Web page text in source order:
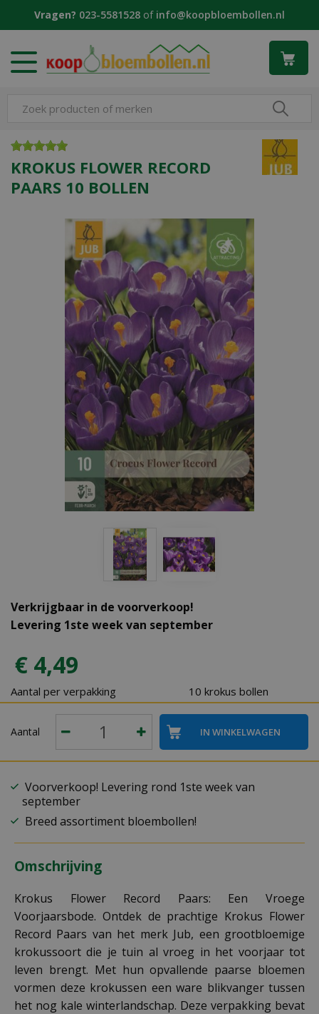
Vragen? 023-5581528 of info@koopbloembollen.nl
KROKUS FLOWER RECORD
PAARS 10 BOLLEN
Verkrijgbaar in de voorverkoop!
Levering 1ste week van september
€ 4,49
Aantal per verpakking 10 krokus bollen
Aantal
Voorverkoop! Levering rond 1ste week van
september
Breed assortiment bloembollen!
Omschrijving
Krokus Flower Record Paars: Een Vroege
Voorjaarsbode. Ontdek de prachtige Krokus Flower
Record Paars van het merk Jub, een grootbloemige
krokussoort die je tuin al vroeg in het voorjaar tot
leven brengt. Met hun opvallende paarse bloemen
vormen deze krokussen een ware blikvanger tussen
het nog kale winterlandschap. Deze verpakking bevat